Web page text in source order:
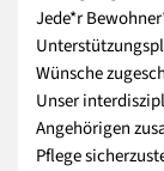
Jede*r
Wünsche
Unser
Angehörigen
Pflege